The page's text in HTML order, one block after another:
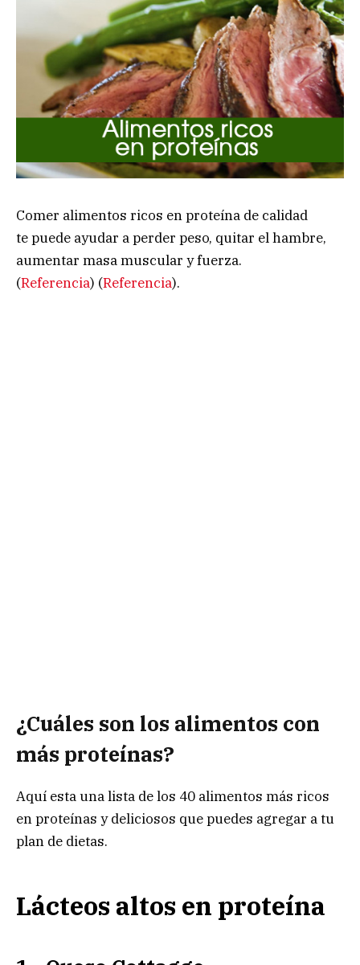
Comer alimentos ricos en proteína de calidad
te puede ayudar a perder peso, quitar el hambre,
aumentar masa muscular y fuerza.
(Referencia) (Referencia).
¿Cuáles son los alimentos con
más proteínas?
Aquí esta una lista de los 40 alimentos más ricos
en proteínas y deliciosos que puedes agregar a tu
plan de dietas.
Lácteos altos en proteína